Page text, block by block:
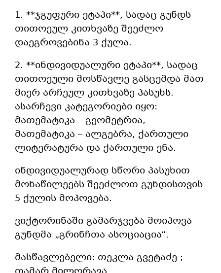
1. **ჯგუფური ეტაპი**, სადაც გუნდს
თითოეულ კითხვაზე შეეძლო
დაეგროვებინა 3 ქულა.
2. **ინდივიდუალური ეტაპი**, სადაც
თითოეული მოსწავლე გასცემდა მათ
მიერ არჩეულ კითხვაზე პასუხს.
ასარჩევი კატეგორიები იყო:
მათემატიკა – გეომეტრია,
მათემატიკა – ალგებრა, ქართული
ლიტერატურა და ქართული ენა.
ინდივიდუალურად სწორი პასუხით
მონაწილეებს შეეძლოთ გუნდისთვის
5 ქულის მოპოვება.
ვიქტორინაში გამარჯვება მოიპოვა
გუნდმა „გრინჩთა ასოციაცია“.
მასწავლებელი: თეკლა გვეტაძე ;